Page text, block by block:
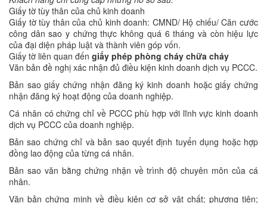
Giấy tờ tùy thân của chủ kinh doanh
Giấy tờ tùy thân của chủ kinh doanh: CMND/ Hộ chiếu/ Căn cước
công dân sao y chứng thực không quá 6 tháng và còn hiệu lực
của đại diện pháp luật và thành viên góp vốn.
Giấy tờ liên quan đến giấy phép phòng cháy chữa cháy
Văn bản đề nghị xác nhận đủ điều kiện kinh doanh dịch vụ PCCC.
Bản sao giấy chứng nhận đăng ký kinh doanh hoặc giấy chứng
nhận đăng ký hoạt động của doanh nghiệp.
Cá nhân có chứng chỉ về PCCC phù hợp với lĩnh vực kinh doanh
dịch vụ PCCC của doanh nghiệp.
Bản sao chứng chỉ và bản sao quyết định tuyển dụng hoặc hợp
đồng lao động của từng cá nhân.
Bản sao văn bằng chứng nhận về trình độ chuyên môn của cá
nhân.
Văn bản chứng minh về điều kiện cơ sở vật chất; phương tiện;